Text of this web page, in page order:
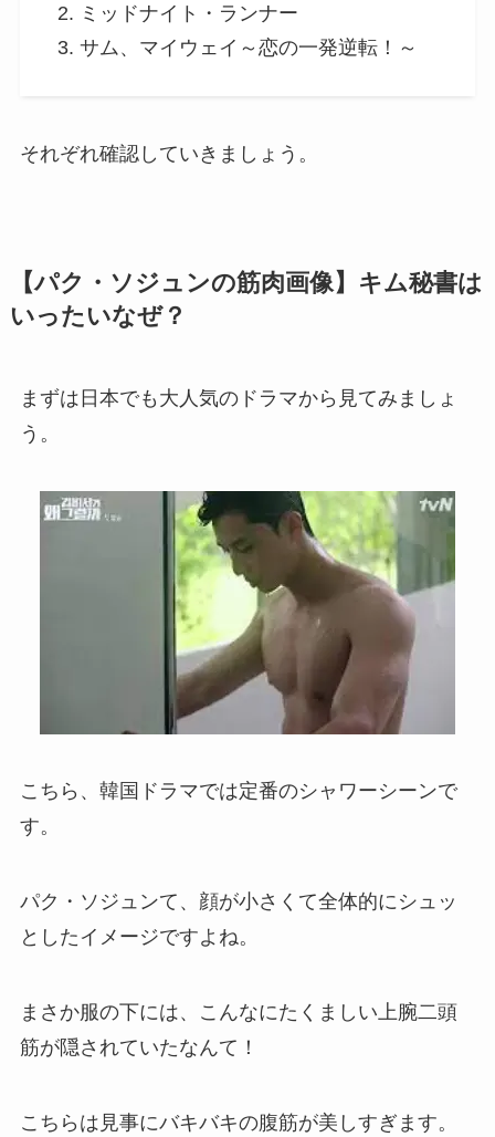
ミッドナイト・ランナー
サム、マイウェイ～恋の一発逆転！～
それぞれ確認していきましょう。
【パク・ソジュンの筋肉画像】キム秘書は
いったいなぜ？
まずは日本でも大人気のドラマから見てみましょ
う。
こちら、韓国ドラマでは定番のシャワーシーンで
す。
パク・ソジュンて、顔が小さくて全体的にシュッ
としたイメージですよね。
まさか服の下には、こんなにたくましい上腕二頭
筋が隠されていたなんて！
こちらは見事にバキバキの腹筋が美しすぎます。